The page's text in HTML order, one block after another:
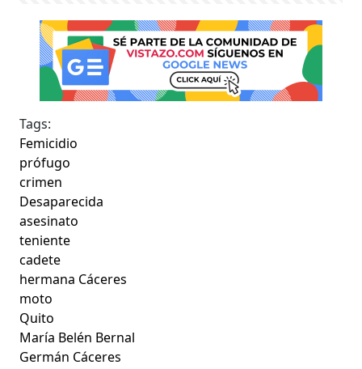
Tags:
Femicidio
prófugo
crimen
Desaparecida
asesinato
teniente
cadete
hermana Cáceres
moto
Quito
María Belén Bernal
Germán Cáceres